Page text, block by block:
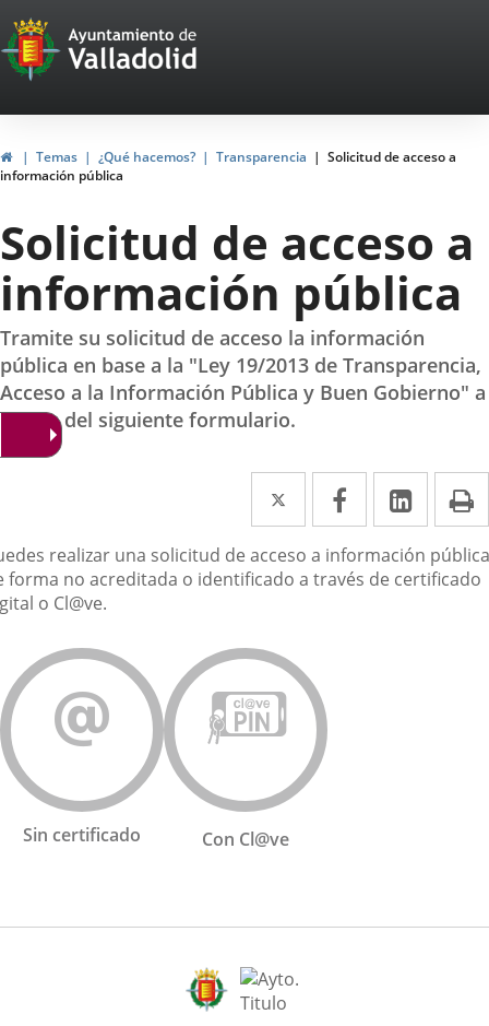
Portal
Web
del
Ayuntamiento
de
Valladolid
HomeTemas ¿Qué hacemos? Transparencia
Solicitud de acceso a
información pública
Solicitud de acceso a
información pública
Tramite su solicitud de acceso la información
pública en base a la "Ley 19/2013 de Transparencia,
Acceso a la Información Pública y Buen Gobierno" a
través del siguiente formulario.
Twitter
Enlace
a
una
Facebook
Enlace
a
una
Enlace
a
una
realizar una solicitud de acceso a información pública
forma no acreditada o identificado a través de certificado
o Cl@ve.
Sin certificado Con Cl@ve